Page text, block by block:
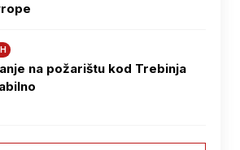
na požarištu kod Trebinja